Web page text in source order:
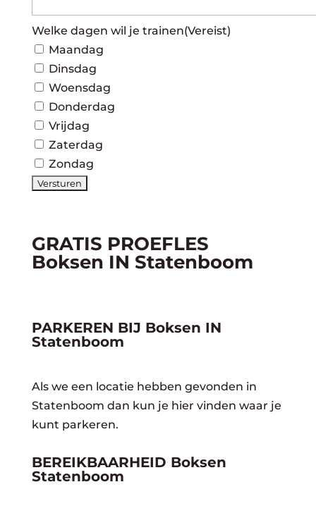
Welke dagen wil je trainen(Vereist)
Maandag
Dinsdag
Woensdag
Donderdag
Vrijdag
Zaterdag
Zondag
GRATIS PROEFLES
Boksen IN Statenboom
PARKEREN BIJ Boksen IN
Statenboom
Als we een locatie hebben gevonden in
Statenboom dan kun je hier vinden waar je
kunt parkeren.
BEREIKBAARHEID Boksen
Statenboom